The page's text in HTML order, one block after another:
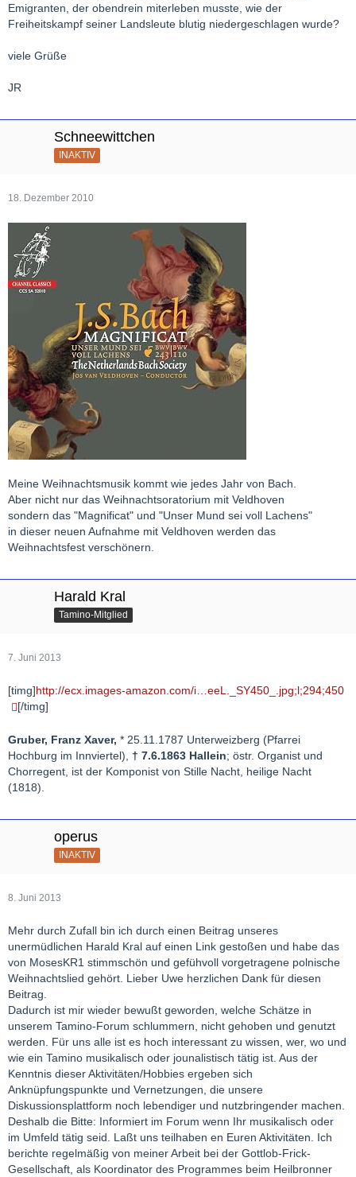
Emigranten, der obendrein miterleben musste, wie der
Freiheitskampf seiner Landsleute blutig niedergeschlagen wurde?
viele Grüße
JR
Schneewittchen
INAKTIV
18. Dezember 2010
Meine Weihnachtsmusik kommt wie jedes Jahr von Bach.
Aber nicht nur das Weihnachtsoratorium mit Veldhoven
sondern das "Magnificat" und "Unser Mund sei voll Lachens"
in dieser neuen Aufnahme mit Veldhoven werden das
Weihnachtsfest verschönern.
Harald Kral
Tamino-Mitglied
7. Juni 2013
[timg]http://ecx.images-amazon.com/i…eeL._SY450_.jpg;l;294;450
[/timg]
Gruber, Franz Xaver, * 25.11.1787 Unterweizberg (Pfarrei
Hochburg im Innviertel), † 7.6.1863 Hallein; östr. Organist und
Chorregent, ist der Komponist von Stille Nacht, heilige Nacht
(1818).
operus
INAKTIV
8. Juni 2013
Mehr durch Zufall bin ich durch einen Beitrag unseres
unermüdlichen Harald Kral auf einen Link gestoßen und habe das
von MosesKR1 stimmschön und gefühvoll vorgetragene polnische
Weihnachtslied gehört. Lieber Uwe herzlichen Dank für diesen
Beitrag.
Dadurch ist mir wieder bewußt geworden, welche Schätze in
unserem Tamino-Forum schlummern, nicht gehoben und genutzt
werden. Für uns alle ist es hoch interessant zu wissen, wer, wo und
wie ein Tamino musikalisch oder jounalistisch tätig ist. Aus der
Kenntnis dieser Aktivitäten/Hobbies ergeben sich
Anknüpfungspunkte und Vernetzungen, die unsere
Diskussionsplattform noch lebendiger und nutzbringender machen.
Deshalb die Bitte: Informiert im Forum wenn Ihr musikalisch oder
im Umfeld tätig seid. Laßt uns teilhaben en Euren Aktivitäten. Ich
berichte regelmäßig von meiner Arbeit bei der Gottlob-Frick-
Gesellschaft, als Koordinator des Programmes beim Heilbronner